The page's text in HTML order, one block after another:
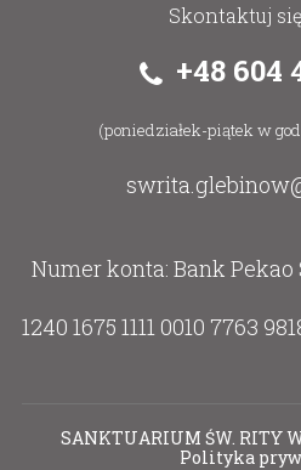
Skontaktuj
+48 604
(poniedziałek-piątek w
Numer konta: Bank Pekao
1240 1675 1111 0010 7763
SANKTUARIUM ŚW. RITY
Polityka